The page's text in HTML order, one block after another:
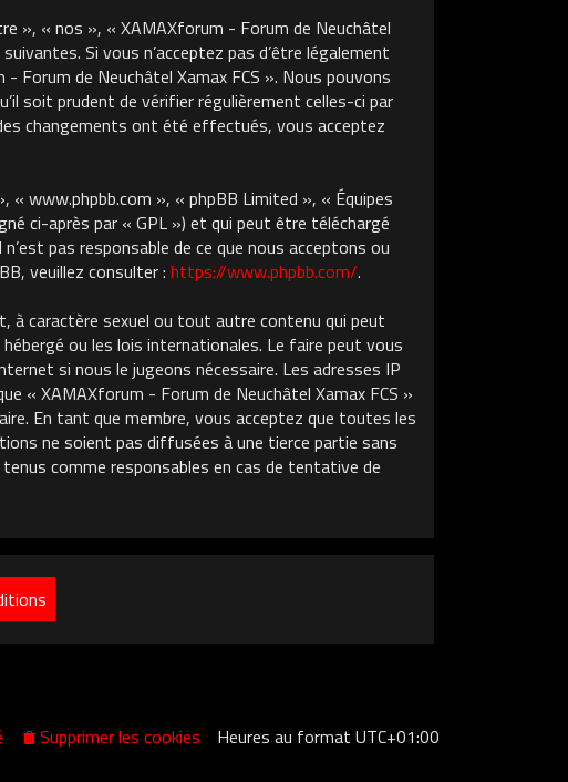
», « nos », « XAMAXforum - Forum de Neuchâtel
Si vous n’acceptez pas d’être légalement
Forum de Neuchâtel Xamax FCS ». Nous pouvons
soit prudent de vérifier régulièrement celles-ci par
changements ont été effectués, vous acceptez
www.phpbb.com », « phpBB Limited », « Équipes
ci-après par « GPL ») et qui peut être téléchargé
pas responsable de ce que nous acceptons ou
veuillez consulter : https://www.phpbb.com/.
à caractère sexuel ou tout autre contenu qui peut
ou les lois internationales. Le faire peut vous
si nous le jugeons nécessaire. Les adresses IP
« XAMAXforum - Forum de Neuchâtel Xamax FCS »
En tant que membre, vous acceptez que toutes les
ne soient pas diffusées à une tierce partie sans
comme responsables en cas de tentative de
Heures au formatUTC+01:00
Supprimer les cookies